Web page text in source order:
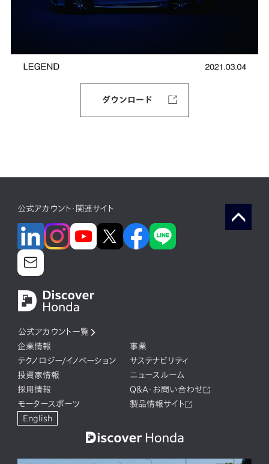
ダウンロード
公式アカウント・関連サイト
公式アカウント一覧
企業情報
事業
テクノロジー/イノベーション
サステナビリティ
投資家情報
ニュースルーム
採用情報
Q&A・お問い合わせ
モータースポーツ
製品情報サイト
English